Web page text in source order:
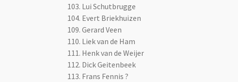
103. Lui Schutbrugge
104. Evert Briekhuizen
109. Gerard Veen
110. Liek van de Ham
111. Henk van de Weijer
112. Dick Geitenbeek
113. Frans Fennis ?